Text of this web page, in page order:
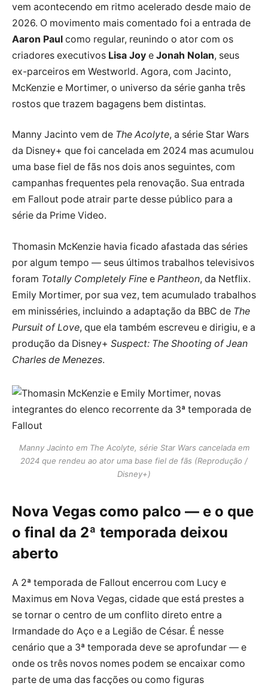
vem acontecendo em ritmo acelerado desde maio de
2026. O movimento mais comentado foi a entrada de
Aaron Paul como regular, reunindo o ator com os
criadores executivos Lisa Joy e Jonah Nolan, seus
ex-parceiros em Westworld. Agora, com Jacinto,
McKenzie e Mortimer, o universo da série ganha três
rostos que trazem bagagens bem distintas.
Manny Jacinto vem de The Acolyte, a série Star Wars
da Disney+ que foi cancelada em 2024 mas acumulou
uma base fiel de fãs nos dois anos seguintes, com
campanhas frequentes pela renovação. Sua entrada
em Fallout pode atrair parte desse público para a
série da Prime Video.
Thomasin McKenzie havia ficado afastada das séries
por algum tempo — seus últimos trabalhos televisivos
foram Totally Completely Fine e Pantheon, da Netflix.
Emily Mortimer, por sua vez, tem acumulado trabalhos
em minisséries, incluindo a adaptação da BBC de The
Pursuit of Love, que ela também escreveu e dirigiu, e a
produção da Disney+ Suspect: The Shooting of Jean
Charles de Menezes.
Manny Jacinto em The Acolyte, série Star Wars cancelada em
2024 que rendeu ao ator uma base fiel de fãs (Reprodução /
Disney+)
Nova Vegas como palco — e o que
o final da 2ª temporada deixou
aberto
A 2ª temporada de Fallout encerrou com Lucy e
Maximus em Nova Vegas, cidade que está prestes a
se tornar o centro de um conflito direto entre a
Irmandade do Aço e a Legião de César. É nesse
cenário que a 3ª temporada deve se aprofundar — e
onde os três novos nomes podem se encaixar como
parte de uma das facções ou como figuras